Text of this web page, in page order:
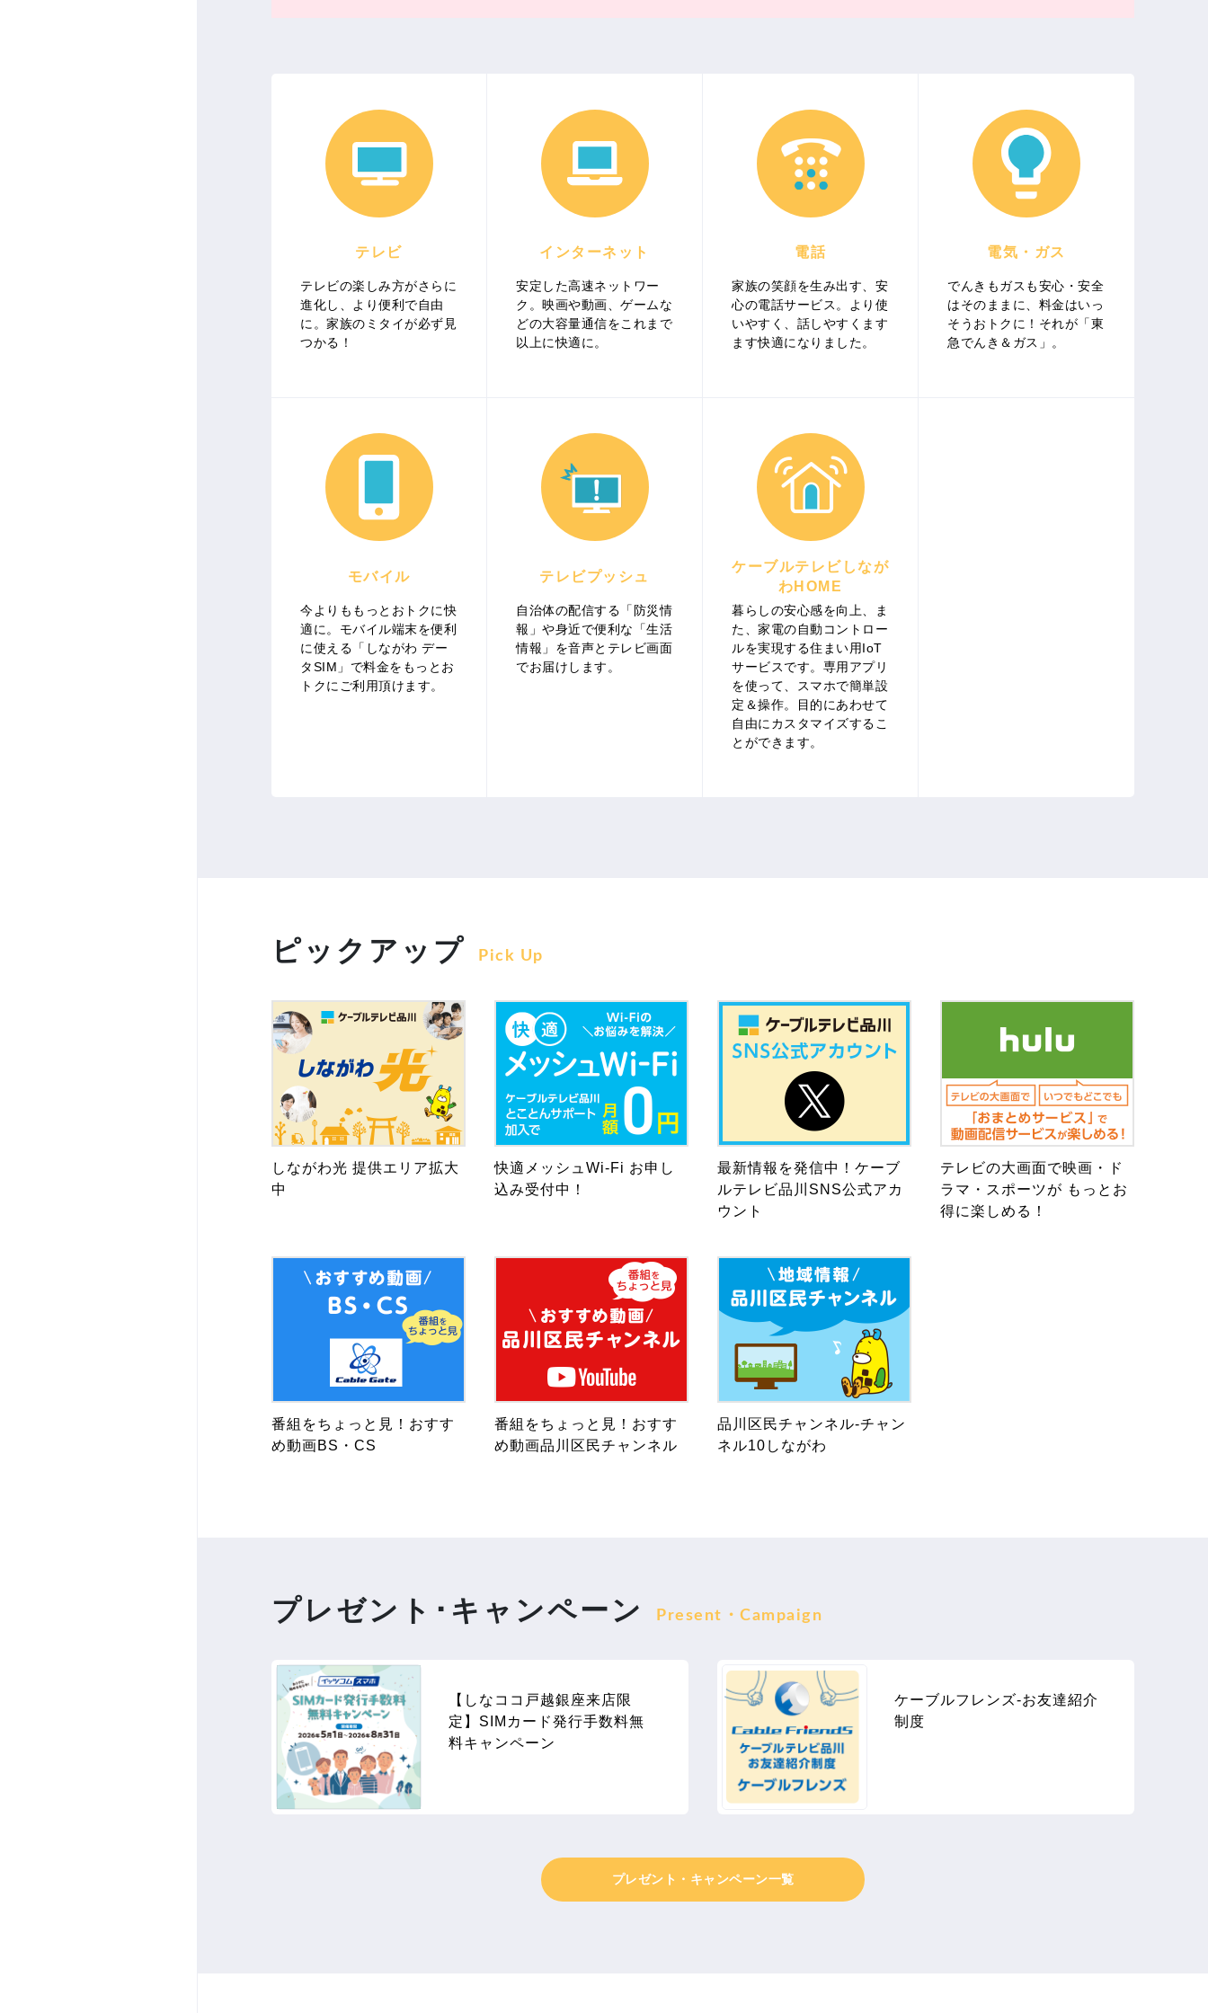
テレビ
テレビの楽しみ方がさらに
進化し、より便利で自由
に。家族のミタイが必ず見
つかる！
インターネット
安定した高速ネットワー
ク。映画や動画、ゲームな
どの大容量通信をこれまで
以上に快適に。
電話
家族の笑顔を生み出す、安
心の電話サービス。より使
いやすく、話しやすくます
ます快適になりました。
電気・ガス
でんきもガスも安心・安全
はそのままに、料金はいっ
そうおトクに！それが「東
急でんき＆ガス」。
モバイル
今よりももっとおトクに快
適に。モバイル端末を便利
に使える「しながわ デー
タSIM」で料金をもっとお
トクにご利用頂けます。
テレビプッシュ
自治体の配信する「防災情
報」や身近で便利な「生活
情報」を音声とテレビ画面
でお届けします。
ケーブルテレビしなが
わHOME
暮らしの安心感を向上、ま
た、家電の自動コントロー
ルを実現する住まい用IoT
サービスです。専用アプリ
を使って、スマホで簡単設
定＆操作。目的にあわせて
自由にカスタマイズするこ
とができます。
ピックアップ Pick Up
しながわ光 提供エリア拡大
中
快適メッシュWi-Fi お申し
込み受付中！
最新情報を発信中！ケーブ
ルテレビ品川SNS公式アカ
ウント
テレビの大画面で映画・ド
ラマ・スポーツが もっとお
得に楽しめる！
番組をちょっと見！おすす
め動画BS・CS
番組をちょっと見！おすす
め動画品川区民チャンネル
品川区民チャンネル-チャン
ネル10しながわ
プレゼント･キャンペーン Present・Campaign
【しなココ戸越銀座来店限
定】SIMカード発行手数料無
料キャンペーン
ケーブルフレンズ-お友達紹介
制度
プレゼント・キャンペーン一覧